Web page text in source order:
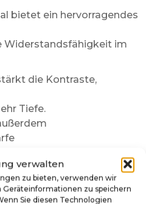
verwalten
zu bieten, verwenden wir
zu speichern
Sie diesen Technologien
bietet ein hervorragendes
Widerstandsfähigkeit im
die Kontraste,
Tiefe.
im Laufe der Zeit.
Handhabung,